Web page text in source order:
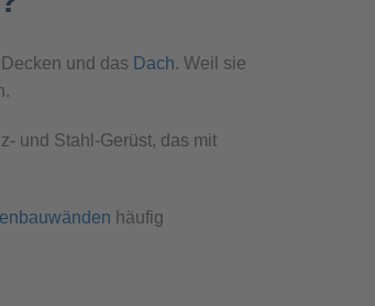
und das Dach. Weil sie
und Stahl-Gerüst, das mit
häufig